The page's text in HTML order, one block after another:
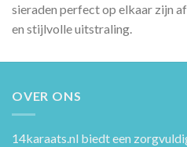
sieraden perfect op elkaar zijn
en stijlvolle uitstraling.
OVER ONS
14karaats.nl biedt een